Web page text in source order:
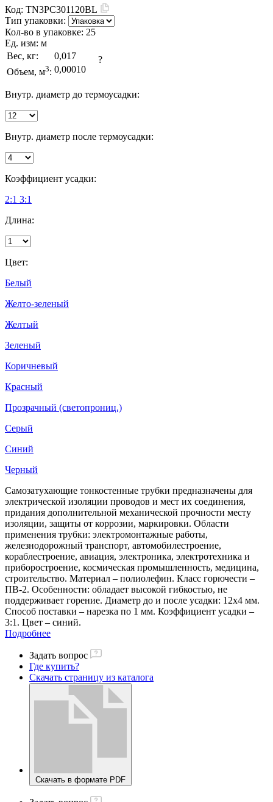
Код: TN3PC301120BL
Тип упаковки:
Кол-во в упаковке: 25
Ед. изм: м
Вес, кг:
0,017
Объем, м3: 0,00010
?
Внутр. диаметр до термоусадки:
Внутр. диаметр после термоусадки:
Коэффициент усадки:
2:1 3:1
Длина:
Цвет:
Белый
Желто-зеленый
Желтый
Зеленый
Коричневый
Красный
Прозрачный (светопрониц.)
Серый
Синий
Черный
Самозатухающие тонкостенные трубки предназначены для
электрической изоляции проводов и мест их соединения,
придания дополнительной механической прочности месту
изоляции, защиты от коррозии, маркировки. Области
применения трубки: электромонтажные работы,
железнодорожный транспорт, автомобилестроение,
кораблестроение, авиация, электроника, электротехника и
приборостроение, космическая промышленность, медицина,
строительство. Материал – полиолефин. Класс горючести –
ПВ-2. Особенности: обладает высокой гибкостью, не
поддерживает горение. Диаметр до и после усадки: 12х4 мм.
Способ поставки – нарезка по 1 мм. Коэффициент усадки –
3:1. Цвет – синий.
Подробнее
Задать вопрос
Где купить?
Скачать страницу из каталога
Скачать в формате PDF